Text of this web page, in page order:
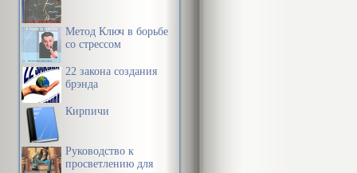
Метод Ключ в борьбе
со стрессом
22 закона создания
брэнда
Кирпичи
Руководство к
просветлению для